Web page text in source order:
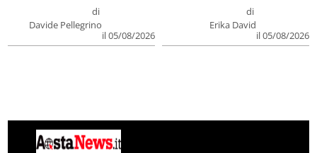
di
Davide Pellegrino
il 05/08/2026
di
Erika David
il 05/08/2026